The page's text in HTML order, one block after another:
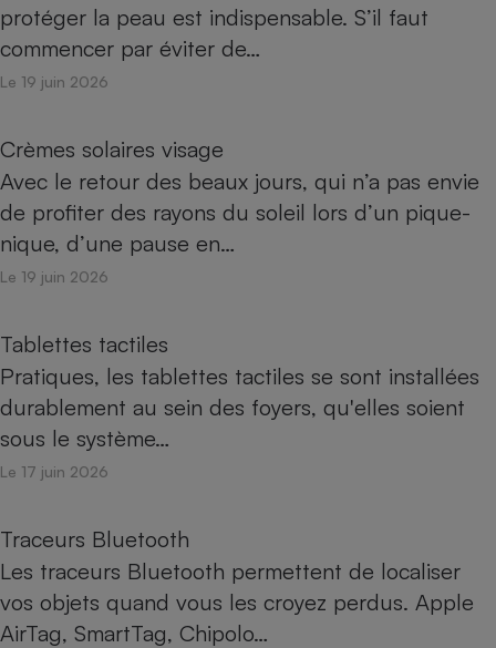
protéger la peau est indispensable. S’il faut
commencer par éviter de…
Le 19 juin 2026
Crèmes solaires visage
Avec le retour des beaux jours, qui n’a pas envie
de profiter des rayons du soleil lors d’un pique-
nique, d’une pause en…
Le 19 juin 2026
Tablettes tactiles
Pratiques, les tablettes tactiles se sont installées
durablement au sein des foyers, qu'elles soient
sous le système…
Le 17 juin 2026
Traceurs Bluetooth
Les traceurs Bluetooth permettent de localiser
vos objets quand vous les croyez perdus. Apple
AirTag, SmartTag, Chipolo…